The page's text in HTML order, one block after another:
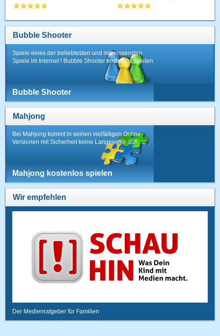
Bubble Shooter
Spiele eines der beliebtesten und mitreissensten
Spiele im Internet ! Bubble Shooter kostenlos spielen.
Bubble Shooter
Mahjong
Bei Mahjong kommt in seinen vielfältigen Online-
Versionen mit Sicherheit keine Langeweile auf!
Mahjong kostenlos spielen
Wir empfehlen
Der Medienratgeber für Familien